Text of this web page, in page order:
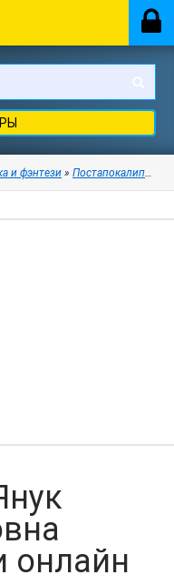
и фэнтези » Постапокалипсис
онлайн